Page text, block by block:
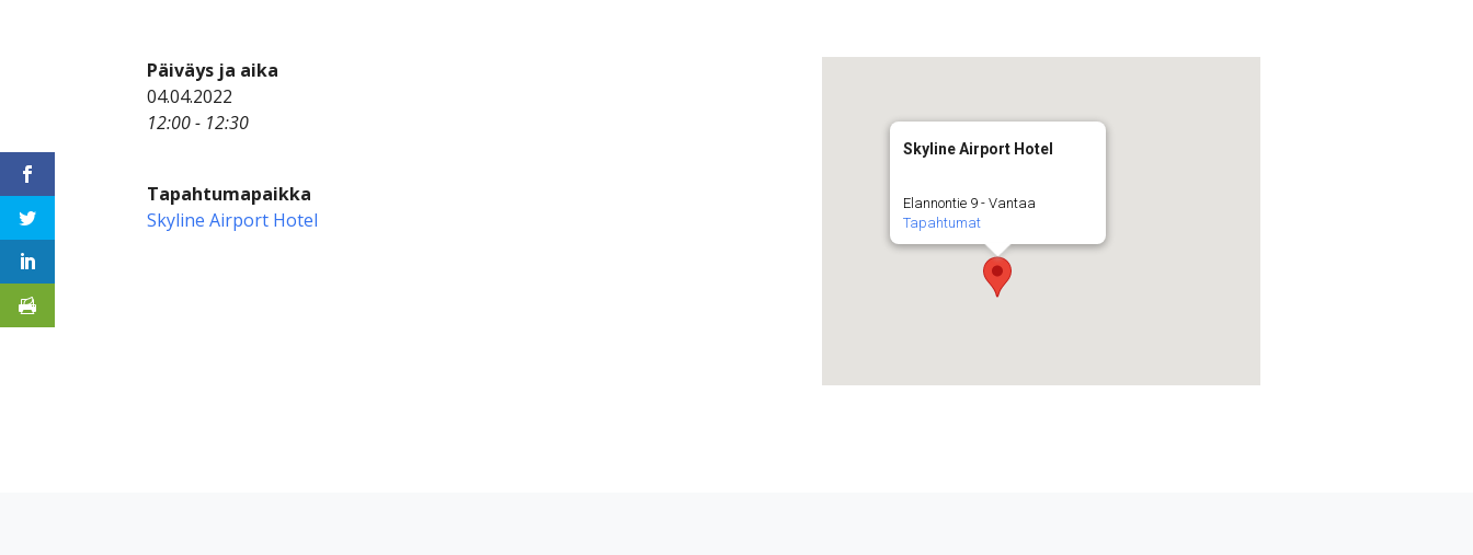
Skyline Airport Hotel
Elannontie 9 - Vantaa
Tapahtumat
Päiväys ja aika
04.04.2022
12:00 - 12:30
Tapahtumapaikka
Skyline Airport Hotel